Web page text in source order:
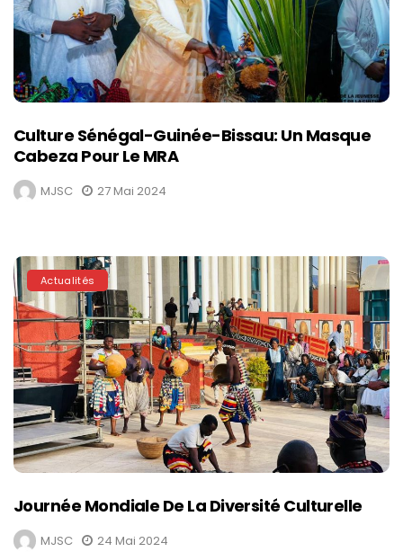
Culture Sénégal-Guinée-Bissau: Un Masque
Cabeza Pour Le MRA
MJSC 27 Mai 2024
Actualités
Journée Mondiale De La Diversité Culturelle
MJSC 24 Mai 2024